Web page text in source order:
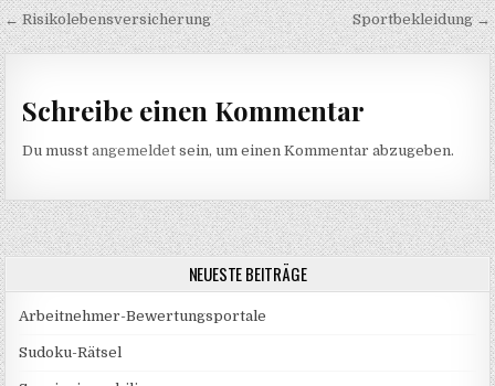
Beitragsnavigation
← Risikolebensversicherung Sportbekleidung →
Schreibe einen Kommentar
Du musstangemeldet sein, um einen Kommentar abzugeben.
NEUESTE BEITRÄGE
Arbeitnehmer-Bewertungsportale
Sudoku-Rätsel